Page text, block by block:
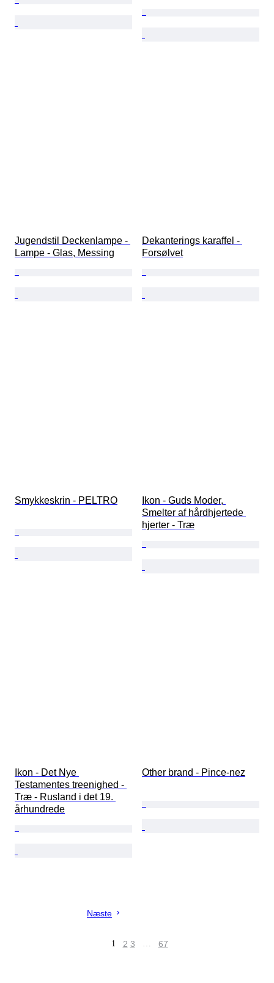
Jugendstil Deckenlampe -
Lampe - Glas, Messing
Dekanterings karaffel -
Forsølvet
Smykkeskrin - PELTRO
Ikon - Guds Moder,
Smelter af hårdhjertede
hjerter - Træ
Ikon - Det Nye
Testamentes treenighed -
Træ - Rusland i det 19.
århundrede
Other brand - Pince-nez
Næste
1 2 3 … 67